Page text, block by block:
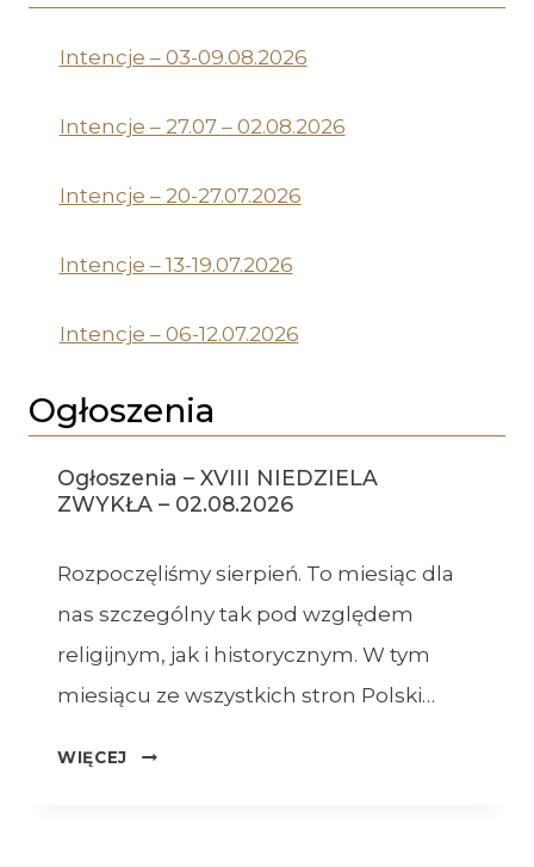
Intencje – 03-09.08.2026
Intencje – 27.07 – 02.08.2026
Intencje – 20-27.07.2026
Intencje – 13-19.07.2026
Intencje – 06-12.07.2026
Ogłoszenia
Ogłoszenia – XVIII NIEDZIELA
ZWYKŁA – 02.08.2026
Rozpoczęliśmy sierpień. To miesiąc dla
nas szczególny tak pod względem
religijnym, jak i historycznym. W tym
miesiącu ze wszystkich stron Polski…
WIĘCEJ
OGŁOSZENIA